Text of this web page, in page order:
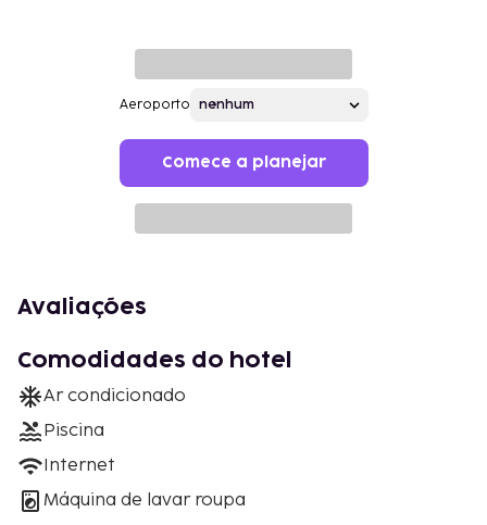
Aeroporto
Comece a planejar
Avaliações
Comodidades do hotel
Ar condicionado
Piscina
Internet
Máquina de lavar roupa